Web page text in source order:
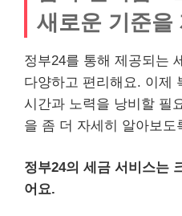
새로운 기준을
정부24를 통해 제공되는
다양하고 편리해요. 이제
시간과 노력을 낭비할 필
을 좀 더 자세히 알아보도
정부24의 세금 서비스는
어요.